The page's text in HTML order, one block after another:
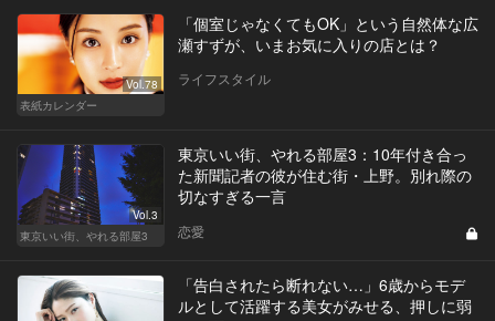
Vol.78
表紙カレンダー
「個室じゃなくてもOK」という自然体な広
瀬すずが、いまお気に入りの店とは？
ライフスタイル
Vol.3
東京いい街、やれる部屋3
東京いい街、やれる部屋3：10年付き合っ
た新聞記者の彼が住む街・上野。別れ際の
切なすぎる一言
恋愛
「告白されたら断れない…」6歳からモデ
ルとして活躍する美女がみせる、押しに弱